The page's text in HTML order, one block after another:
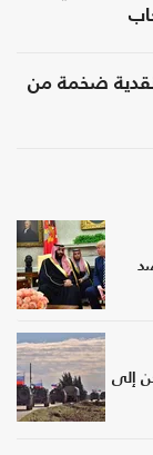
ضخمة من
إلى